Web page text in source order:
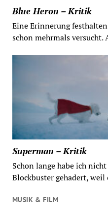
Blue Heron – Kritik
Eine Erinnerung
schon mehrmals versucht.
Superman – Kritik
Schon lange habe ich
Blockbuster gehadert, weil
MUSIK & FILM